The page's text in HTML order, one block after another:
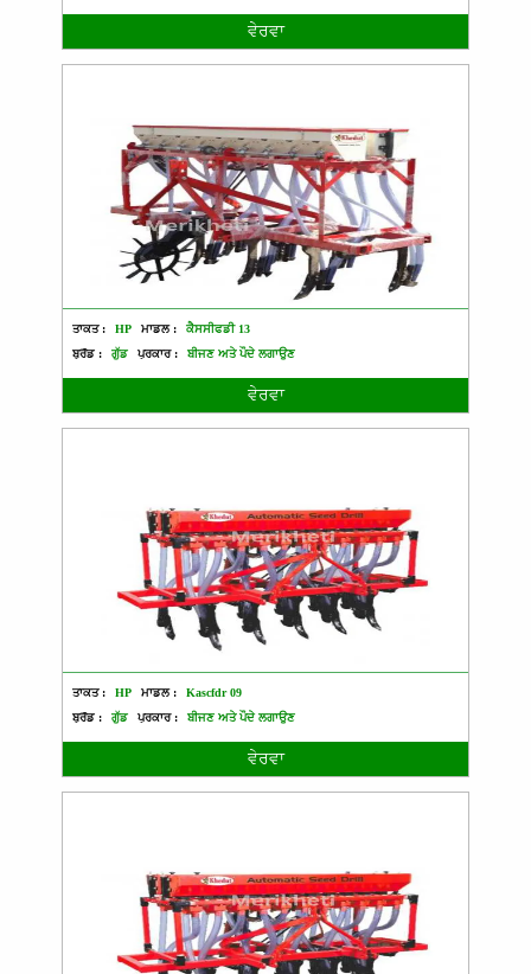
ਵੇਰਵਾ
ਤਾਕਤ : HP ਮਾਡਲ :
ਕੈਸਸੀਫਡੀ 13
ਬ੍ਰੈਂਡ :
ਗੁੱਡ ਪ੍ਰਕਾਰ : ਬੀਜਣ ਅਤੇ ਪੌਦੇ ਲਗਾਉਣ
ਵੇਰਵਾ
ਤਾਕਤ : HP ਮਾਡਲ :
Kascfdr 09
ਬ੍ਰੈਂਡ :
ਗੁੱਡ ਪ੍ਰਕਾਰ : ਬੀਜਣ ਅਤੇ ਪੌਦੇ ਲਗਾਉਣ
ਵੇਰਵਾ